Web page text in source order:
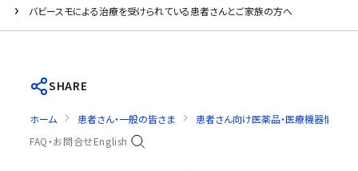
バビースモによる治療を受けられている患者さんとご家族の方へ
SHARE
ホーム 患者さん・一般の皆さま
患者さん向け医薬品・医療機器情報
FAQ・お問合せEnglish